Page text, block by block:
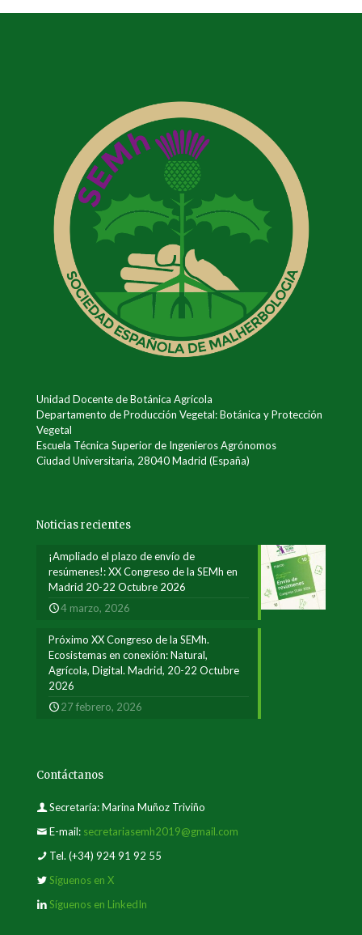
Unidad Docente de Botánica Agrícola
Departamento de Producción Vegetal: Botánica y Protección
Vegetal
Escuela Técnica Superior de Ingenieros Agrónomos
Ciudad Universitaria, 28040 Madrid (España)
Noticias recientes
¡Ampliado el plazo de envío de
resúmenes!: XX Congreso de la SEMh en
Madrid 20-22 Octubre 2026
4 marzo, 2026
Próximo XX Congreso de la SEMh.
Ecosistemas en conexión: Natural,
Agrícola, Digital. Madrid, 20-22 Octubre
2026
27 febrero, 2026
Contáctanos
Secretaría: Marina Muñoz Triviño
E-mail: secretariasemh2019@gmail.com
Tel. (+34) 924 91 92 55
Síguenos en X
Síguenos en LinkedIn